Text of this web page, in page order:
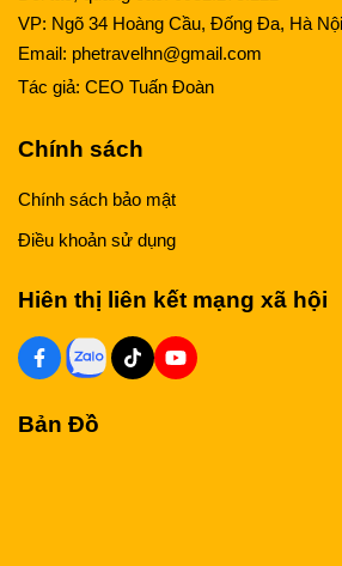
VP: Ngõ 34 Hoàng Cầu, Đống Đa, Hà Nội
Email: phetravelhn@gmail.com
Tác giả: CEO Tuấn Đoàn
Chính sách
Chính sách bảo mật
Điều khoản sử dụng
Hiên thị liên kết mạng xã hội
Bản Đồ